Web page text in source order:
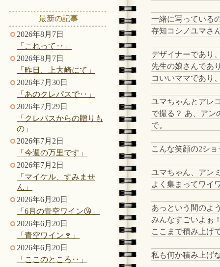
最新の記事
2026年8月7日
「これって‥」
2026年8月7日
「昨日、上大崎にて」
2026年7月30日
「あのクレパスで‥」
2026年7月29日
「クレパスからの贈りも
の」
2026年7月2日
「今週の万里です」
2026年7月2日
「マイケル、すみませ
ん」
2026年6月20日
「6月の青空ワイン😘」
2026年6月20日
「青空ワイン🍷」
2026年6月20日
「ここのところ‥」
一緒に写っている
存知コシノユマさ
デザイナーであり
先生の娘さんであ
コいいママであり
ユマちゃんとアレ
で撮る？ あ、アン
で。
こんな笑顔の2シ
ユマちゃん、アン
よく集まってワイ
あっという間のよ
みんなすごいよぉ
ここまで積み上げ
私も何か積み上げ